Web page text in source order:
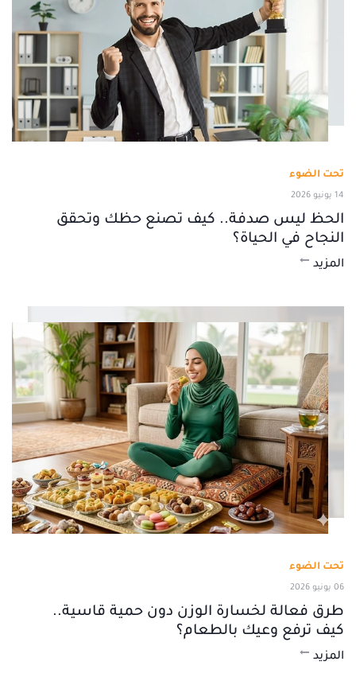
تحت الضوء
14 يونيو 2026
الحظ ليس صدفة.. كيف تصنع حظك وتحقق
النجاح في الحياة؟
المزيد
تحت الضوء
06 يونيو 2026
طرق فعالة لخسارة الوزن دون حمية قاسية..
كيف ترفع وعيك بالطعام؟
المزيد